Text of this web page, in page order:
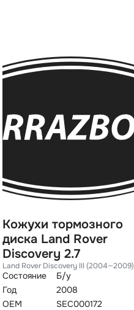
Кожухи тормозного
диска Land Rover
Discovery 2.7
Land Rover Discovery III (2004—2009)
Состояние
Б/у
Год
2008
OEM
SEC000172